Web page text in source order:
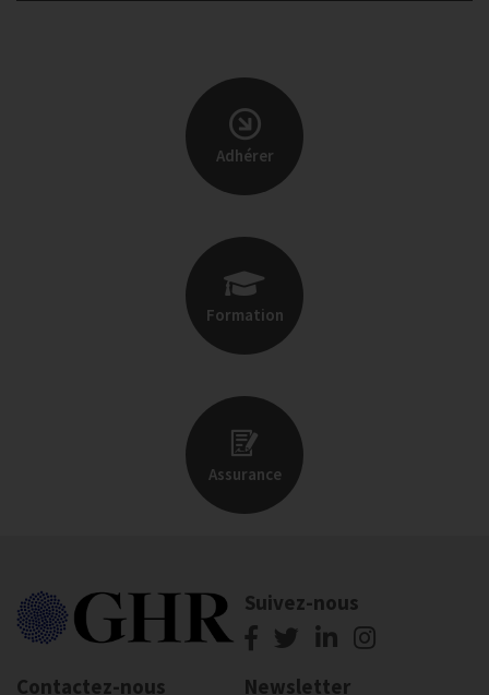
Adhérer
Formation
Assurance
Suivez-nous
Contactez-nous Newsletter